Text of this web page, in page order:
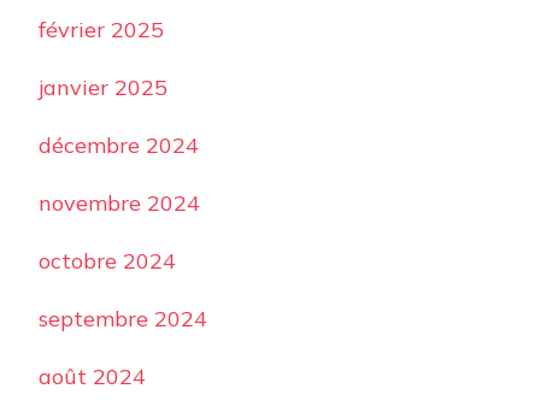
février 2025
janvier 2025
décembre 2024
novembre 2024
octobre 2024
septembre 2024
août 2024